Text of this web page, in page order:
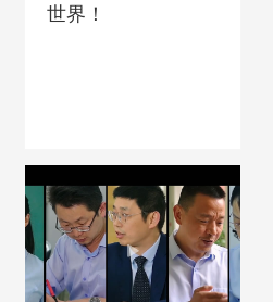
世界！